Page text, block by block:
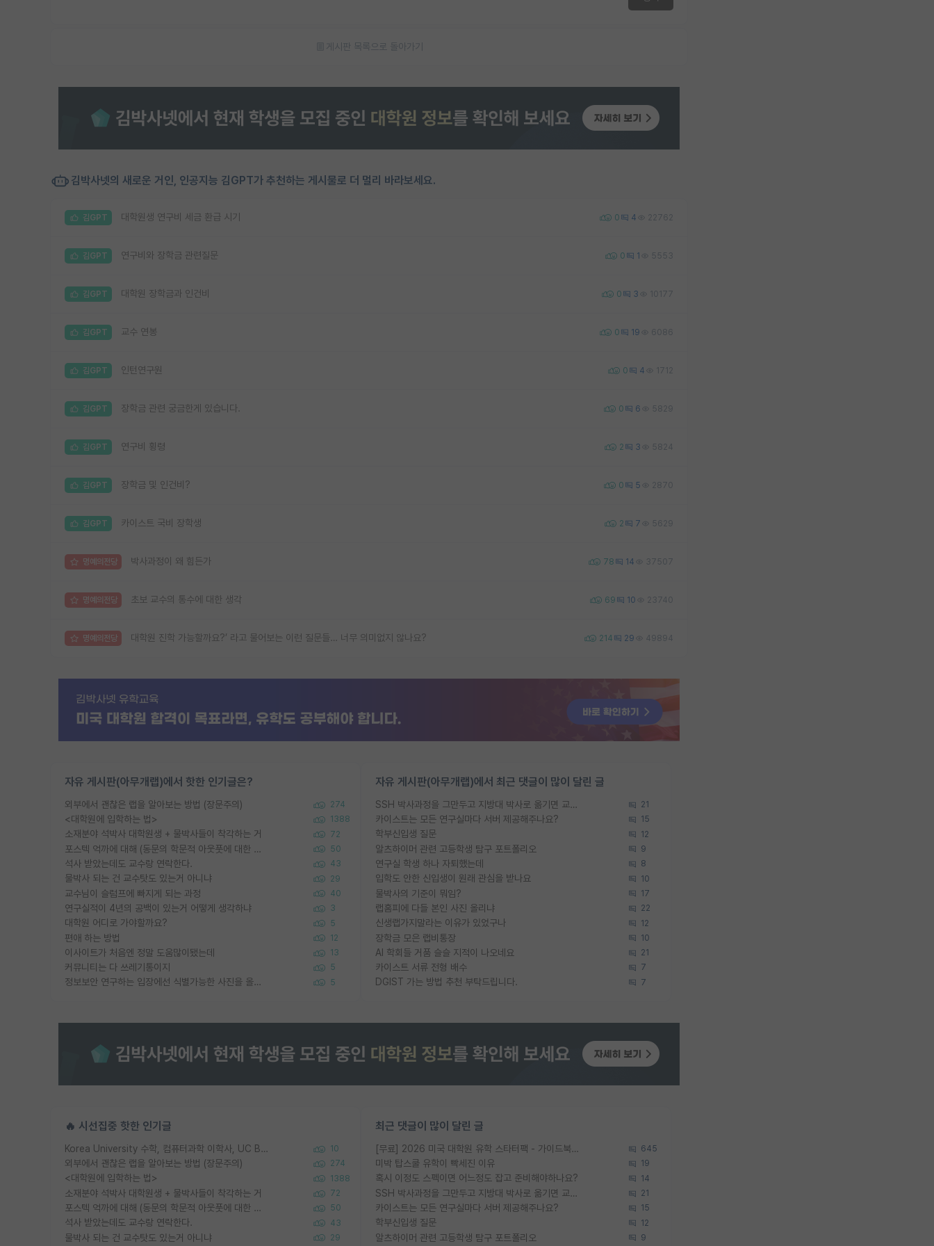
게시판 목록으로 돌아가기
김박사넷의 새로운 거인, 인공지능 김GPT가 추천하는 게시물로 더 멀리 바라보세요.
김GPT 대학원생 연구비 세금 환급 시기 0 4 22762
김GPT 연구비와 장학금 관련질문 0 1 5553
김GPT 대학원 장학금과 인건비 0 3 10177
김GPT 교수 연봉 0 19 6086
김GPT 인턴연구원 0 4 1712
김GPT 장학금 관련 궁금한게 있습니다. 0 6 5829
김GPT 연구비 횡령 2 3 5824
김GPT 장학금 및 인건비? 0 5 2870
김GPT 카이스트 국비 장학생 2 7 5629
명예의전당 박사과정이 왜 힘든가 78 14 37507
명예의전당 초보 교수의 통수에 대한 생각 69 10 23740
명예의전당 대학원 진학 가능할까요?’ 라고 물어보는 이런 질문들… 너무 의미없지 않나요? 214 29 49894
자유 게시판(아무개랩)에서 핫한 인기글은?
외부에서 괜찮은 랩을 알아보는 방법 (장문주의) 274
<대학원에 입학하는 법> 1388
소재분야 석박사 대학원생 + 물박사들이 착각하는 거 72
포스텍 억까에 대해 (동문의 학문적 아웃풋에 대한 반박) 50
석사 받았는데도 교수랑 연락한다. 43
물박사 되는 건 교수탓도 있는거 아니냐 29
교수님이 슬럼프에 빠지게 되는 과정 40
연구실적이 4년의 공백이 있는거 어떻게 생각하냐 3
대학원 어디로 가야할까요? 5
편애 하는 방법 12
이사이트가 처음엔 정말 도움많이됐는데 13
커뮤니티는 다 쓰레기통이지 5
정보보안 연구하는 입장에선 식별가능한 사진을 올리는건 비추이긴함 5
자유 게시판(아무개랩)에서 최근 댓글이 많이 달린 글
SSH 박사과정을 그만두고 지방대 박사로 옮기면 교수의 꿈은 끝일까요? 21
카이스트는 모든 연구실마다 서버 제공해주나요? 15
학부신입생 질문 12
알츠하이머 관련 고등학생 탐구 포트폴리오 9
연구실 학생 하나 자퇴했는데 8
입학도 안한 신입생이 원래 관심을 받나요 10
물박사의 기준이 뭐임? 17
랩홈피에 다들 본인 사진 올리냐 22
신생랩가지말라는 이유가 있었구나 12
장학금 모은 랩비통장 10
AI 학회들 거품 슬슬 지적이 나오네요 21
카이스트 서류 전형 배수 7
DGIST 가는 방법 추천 부탁드립니다. 7
🔥 시선집중 핫한 인기글
Korea University 수학, 컴퓨터과학 이학사, UC Berkeley 산업공학 대학원 공학박사가 되는 것은 쉽지 않겠죠? 10
외부에서 괜찮은 랩을 알아보는 방법 (장문주의) 274
<대학원에 입학하는 법> 1388
소재분야 석박사 대학원생 + 물박사들이 착각하는 거 72
포스텍 억까에 대해 (동문의 학문적 아웃풋에 대한 반박) 50
석사 받았는데도 교수랑 연락한다. 43
물박사 되는 건 교수탓도 있는거 아니냐 29
최근 댓글이 많이 달린 글
[무료] 2026 미국 대학원 유학 스타터팩 - 가이드북 & 합격자 컨택메일 템플릿 645
미박 탑스쿨 유학이 빡세진 이유 19
혹시 이정도 스펙이면 어느정도 잡고 준비해야하나요? 14
SSH 박사과정을 그만두고 지방대 박사로 옮기면 교수의 꿈은 끝일까요? 21
카이스트는 모든 연구실마다 서버 제공해주나요? 15
학부신입생 질문 12
알츠하이머 관련 고등학생 탐구 포트폴리오 9